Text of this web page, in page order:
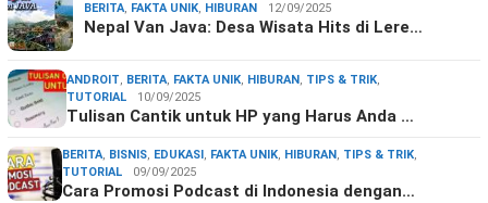
BERITA, FAKTA UNIK, HIBURAN 12/09/2025
Nepal Van Java: Desa Wisata Hits di Lere…
ANDROIT, BERITA, FAKTA UNIK, HIBURAN , TIPS & TRIK,
TUTORIAL
10/09/2025
Tulisan Cantik untuk HP yang Harus Anda …
BERITA, BISNIS, EDUKASI , FAKTA UNIK, HIBURAN , TIPS & TRIK,
TUTORIAL
09/09/2025
Cara Promosi Podcast di Indonesia dengan…